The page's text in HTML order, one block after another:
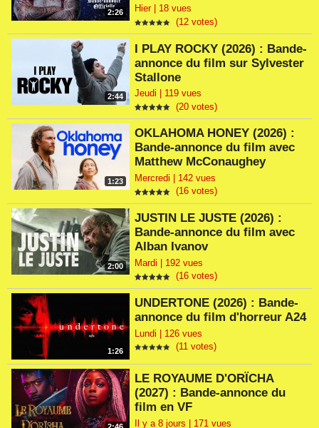
2:26
Hier | 18 vues
(12 votes)
2:44
I PLAY ROCKY (2026) : Bande-
annonce du film sur Sylvester
Stallone
Jeudi | 119 vues
(20 votes)
1:23
OKLAHOMA HONEY (2026) :
Bande-annonce du film avec
Matthew McConaughey
Mercredi | 142 vues
(16 votes)
2:00
JUSTIN LE JUSTE (2026) :
Bande-annonce du film avec
Alban Ivanov
Mardi | 192 vues
(16 votes)
1:26
UNDERTONE (2026) : Bande-
annonce du film d'horreur A24
Lundi | 126 vues
(11 votes)
LE ROYAUME D'ORÏCHA
(2027) : Bande-annonce du
film en VF
Il y a 8 jours | 171 vues